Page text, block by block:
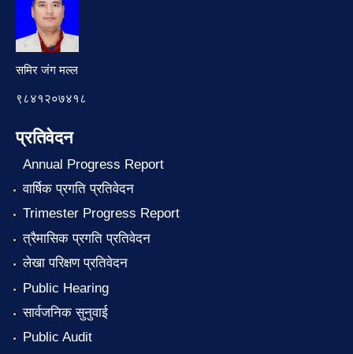
समिर जंग मल्ल
९८४१२०७४१८
प्रतिवेदन
Annual Progress Report
वार्षिक प्रगति प्रतिवेदन
Trimester Progress Report
त्रैमासिक प्रगति प्रतिवेदन
लेखा परिक्षण प्रतिवेदन
Public Hearing
सार्वजनिक सुनुवाई
Public Audit